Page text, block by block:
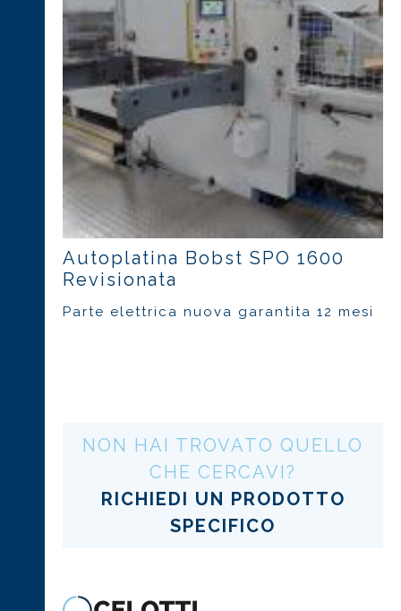
Autoplatina Bobst SPO 1600
Revisionata
Parte elettrica nuova garantita 12 mesi
NON HAI TROVATO QUELLO
CHE CERCAVI?
RICHIEDI UN PRODOTTO
SPECIFICO